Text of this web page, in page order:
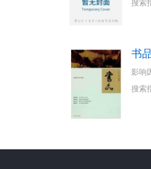
搜索
书
影响
搜索